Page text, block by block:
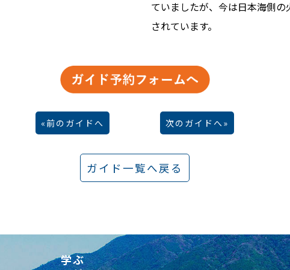
ていましたが、今は日本海側の
されています。
前のガイドへ 次のガイドへ
ガイド一覧へ戻る
学ぶ